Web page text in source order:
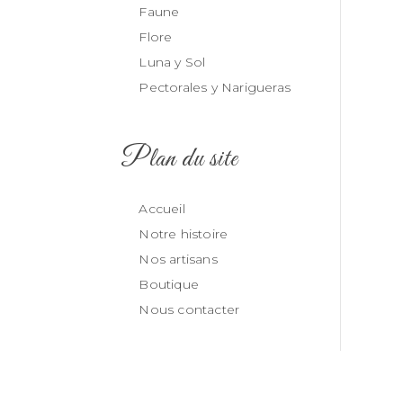
Faune
Flore
Luna y Sol
Pectorales y Narigueras
Plan du site
Accueil
Notre histoire
Nos artisans
Boutique
Nous contacter